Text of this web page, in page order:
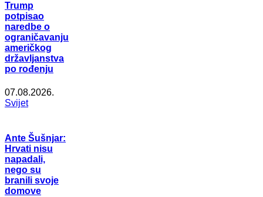
Trump
potpisao
naredbe o
ograničavanju
američkog
državljanstva
po rođenju
07.08.2026.
Svijet
Ante Šušnjar:
Hrvati nisu
napadali,
nego su
branili svoje
domove